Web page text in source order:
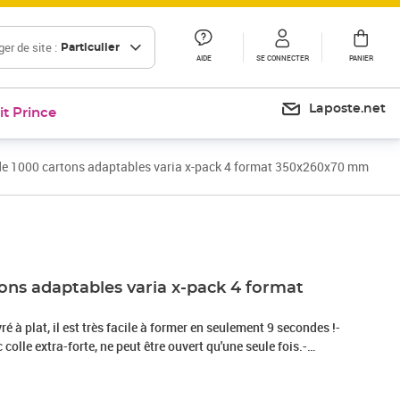
de site : Particulier
AIDE SE CONNECTER PANIER
Prince Laposte.net
1000 cartons adaptables varia x-pack 4 format 350x260x70 mm
adaptables varia x-pack 4 format
à plat, il est très facile à former en seulement 9 secondes !-
extra-forte, ne peut être ouvert qu'une seule fois.-
ficelle d'arrachage, rapide et sécurisée !- Permet d'insérer